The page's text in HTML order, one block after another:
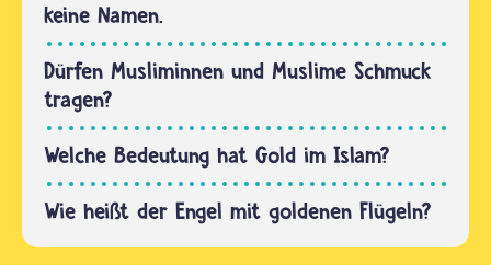
Gebetsruf
in das
rechte
Ohr
gesprochen…
keine Namen.
Dürfen Musliminnen und Muslime Schmuck
tragen?
Welche Bedeutung hat Gold im Islam?
Wie heißt der Engel mit goldenen Flügeln?